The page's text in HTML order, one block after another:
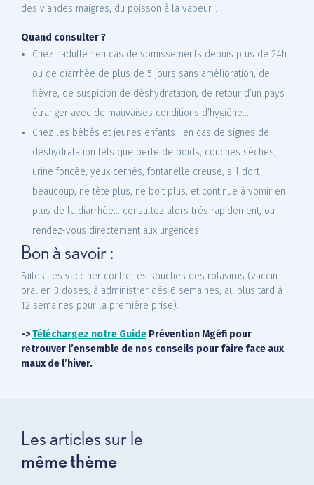
des viandes maigres, du poisson à la vapeur…
Quand consulter ?
Chez l’adulte : en cas de vomissements depuis plus de 24h
ou de diarrhée de plus de 5 jours sans amélioration, de
fièvre, de suspicion de déshydratation, de retour d’un pays
étranger avec de mauvaises conditions d’hygiène…
Chez les bébés et jeunes enfants : en cas de signes de
déshydratation tels que perte de poids, couches sèches,
urine foncée, yeux cernés, fontanelle creuse, s’il dort
beaucoup, ne tète plus, ne boit plus, et continue à vomir en
plus de la diarrhée... consultez alors très rapidement, ou
rendez-vous directement aux urgences.
Bon à savoir :
Faites-les vacciner contre les souches des rotavirus (vaccin
oral en 3 doses, à administrer dès 6 semaines, au plus tard à
12 semaines pour la première prise).
->Téléchargez notre Guide Prévention Mgéfi pour
retrouver l’ensemble de nos conseils pour faire face aux
maux de l’hiver.
Les articles sur le
même thème